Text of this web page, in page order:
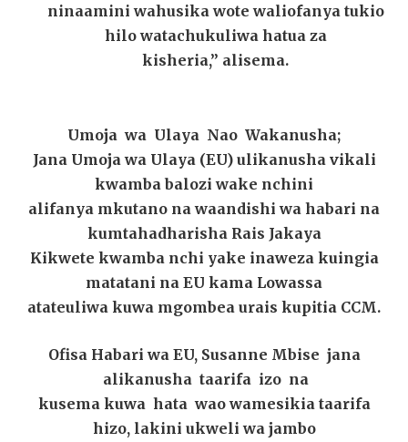
ninaamini wahusika wote waliofanya tukio
hilo watachukuliwa hatua za
kisheria,” alisema.
Umoja wa Ulaya Nao Wakanusha;
Jana Umoja wa Ulaya (EU) ulikanusha vikali
kwamba balozi wake nchini
alifanya mkutano na waandishi wa habari na
kumtahadharisha Rais Jakaya
Kikwete kwamba nchi yake inaweza kuingia
matatani na EU kama Lowassa
atateuliwa kuwa mgombea urais kupitia CCM.
Ofisa Habari wa EU, Susanne Mbise jana
alikanusha taarifa izo na
kusema kuwa hata wao wamesikia taarifa
hizo, lakini ukweli wa jambo